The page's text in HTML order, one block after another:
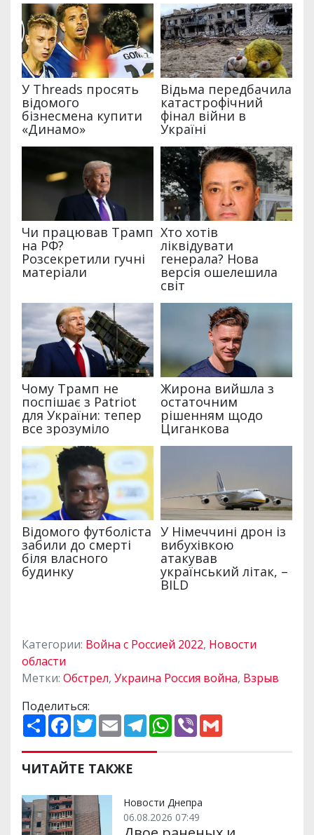
Категории: Война с Россией 2022, Новости
области
Метки: Обстрел, Украина Россия война, Взрыв
Поделиться:
П
о
ш
и
р
и
и
F
a
c
e
b
o
k
T
w
t
t
e
E
m
a
i
l
T
e
e
m
W
h
a
p
V
b
ЧИТАЙТЕ ТАКЖЕ
Новости Днепра
06.08.2026 07:49